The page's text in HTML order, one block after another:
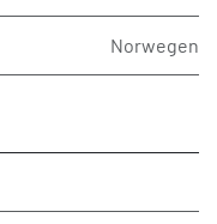
Norwegen